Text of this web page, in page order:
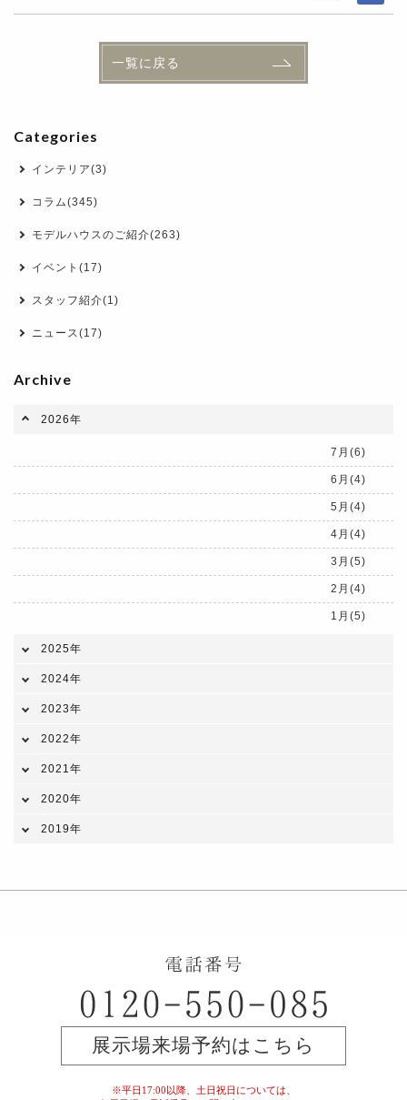
一覧に戻る
Categories
インテリア(3)
コラム(345)
モデルハウスのご紹介(263)
イベント(17)
スタッフ紹介(1)
ニュース(17)
Archive
2026年
7月(6)
6月(4)
5月(4)
4月(4)
3月(5)
2月(4)
1月(5)
2025年
2024年
2023年
2022年
2021年
2020年
2019年
展示場来場予約はこちら
※平日17:00以降、土日祝日については、